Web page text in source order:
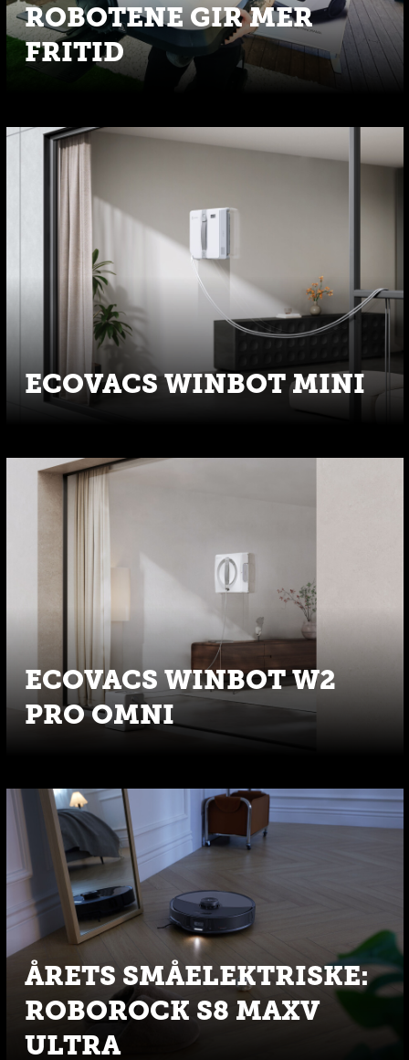
ROBOTENE GIR MER
FRITID
ECOVACS WINBOT MINI
ECOVACS WINBOT W2
PRO OMNI
ÅRETS SMÅELEKTRISKE:
ROBOROCK S8 MAXV
ULTRA